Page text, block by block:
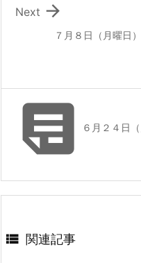
７月８日（月曜日

Next
 ６月２４日
 関連記事